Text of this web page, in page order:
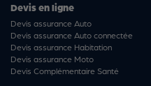
Devis en ligne
Devis assurance Auto
Devis assurance Auto connectée
Devis assurance Habitation
Devis assurance Moto
Devis Complémentaire Santé